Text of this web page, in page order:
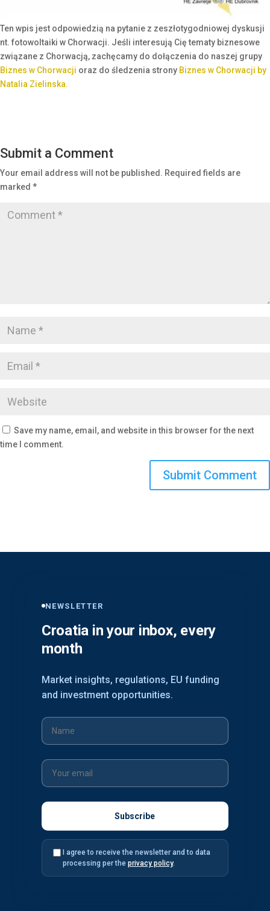
Ten wpis jest odpowiedzią na pytanie z zeszłotygodniowej dyskusji
nt. fotowoltaiki w Chorwacji. Jeśli interesują Cię tematy biznesowe
związane z Chorwacją, zachęcamy do dołączenia do naszej grupy
Biznes w Chorwacji oraz do śledzenia strony Biznes w Chorwacji by
Natalia Zielinska.
Submit a Comment
Your email address will not be published. Required fields are
marked *
Save my name, email, and website in this browser for the next
time I comment.
NEWSLETTER
Croatia in your inbox, every
month
Market insights, regulations, EU funding
and investment opportunities.
I agree to receive the newsletter and to data
processing per the privacy policy.